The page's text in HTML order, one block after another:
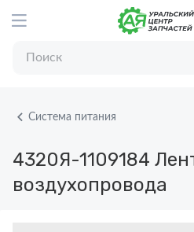
Система питания
4320Я-1109184
воздухопровода